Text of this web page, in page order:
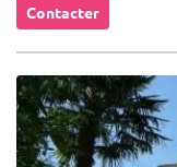
Contacter